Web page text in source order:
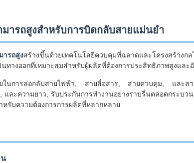
ารถสูงสําหรับการบิดกลับสายแม่นยํา
ารถสูงสร้างขึ้นด้วยเทคโนโลยีควบคุมที่ฉลาดและโครงสร้าง
ทางออกที่เหมาะสมสําหรับผู้ผลิตที่ต้องการประสิทธิภาพสูงและ
ยในการล่อกลับสายไฟฟ้า, สายสื่อสาร, สายควบคุม, และสา
และความยาว, รับประกันการทํางานอย่างราบรื่นตลอดกระ
รับความต้องการการผลิตที่หลากหลาย